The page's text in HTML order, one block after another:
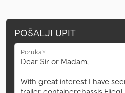
POŠALJI UPIT
Poruka*